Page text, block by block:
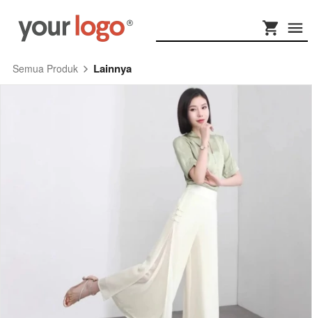
Semua Produk Lainnya